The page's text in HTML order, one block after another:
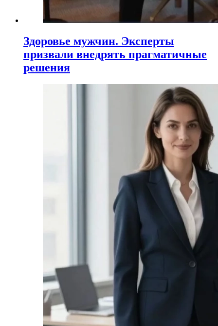
Здоровье мужчин. Эксперты
призвали внедрять прагматичные
решения